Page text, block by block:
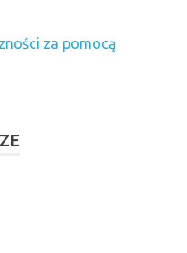
za pomocą